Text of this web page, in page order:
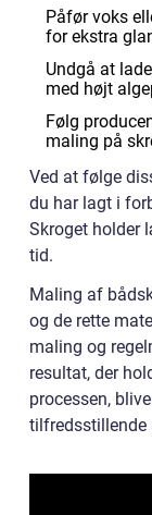
Påfør voks
for ekstra
Undgå at
med højt
Følg
maling på
Ved at følge
du har lagt i
Skroget holder
tid.
Maling af
og de rette
maling og
resultat, der
processen,
tilfredsstillende